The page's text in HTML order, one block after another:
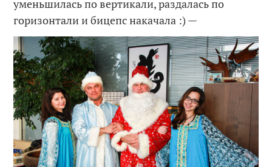
уменьшилась по вертикали, раздалась по
горизонтали и бицепс накачала :) —